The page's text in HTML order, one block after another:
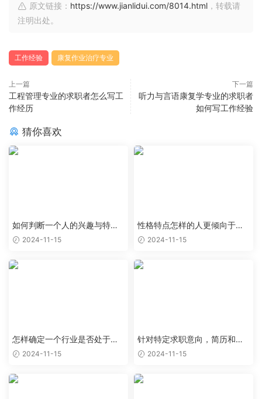
原文链接： https://www.jianlidui.com/8014.html ，转载请
注明出处。
工作经验 康复作业治疗专业
上一篇
工程管理专业的求职者怎么写工
作经历
下一篇
听力与言语康复学专业的求职者
如何写工作经验
猜你喜欢
如何判断一个人的兴趣与特定
职业能够完美结合
2024-11-15
性格特点怎样的人更倾向于特
定类型的工作岗位
2024-11-15
怎样确定一个行业是否处于上
升阶段，值得作为求职目标
2024-11-15
针对特定求职意向，简历和求
职信应该如何优化
2024-11-15